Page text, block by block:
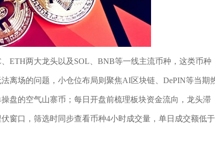
ETH两大龙头以及SOL、BNB等一线主流币种，这类币种
离场的问题，小仓位布局则聚焦AI区块链、DePIN等当期
盘的空气山寨币；每日开盘前梳理板块资金流向，龙头滞
窗口，筛选时同步查看币种4小时成交量，单日成交额低于